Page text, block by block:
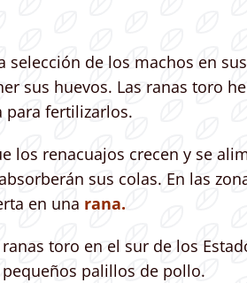
de los machos en
sus huevos. Las ranas toro
para fertilizarlos.
los renacuajos crecen y se
sus colas. En las
en una rana.
toro en el sur de los
palillos de pollo.